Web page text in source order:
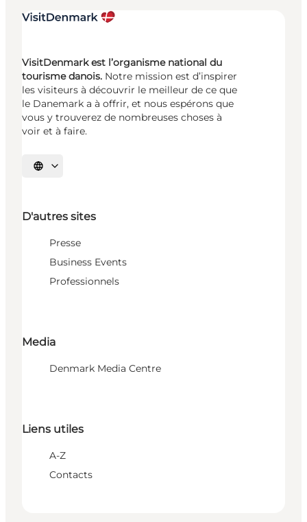
VisitDenmark est l’organisme national du
tourisme danois. Notre mission est d’inspirer
les visiteurs à découvrir le meilleur de ce que
le Danemark a à offrir, et nous espérons que
vous y trouverez de nombreuses choses à
voir et à faire.
Choisissez la langue
D'autres sites
Presse
Business Events
Professionnels
Media
Denmark Media Centre
Liens utiles
A-Z
Contacts